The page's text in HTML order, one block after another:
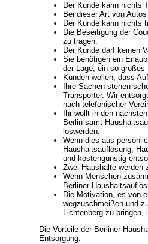
Der Kunde kann nichts
Bei dieser Art von
Der Kunde kann nichts
Die Beseitigung der
zu tragen.
Der Kunde darf keinen
Sie benötigen ein
der Lage, ein so großes
Kunden wollen, dass
Ihre Sachen stehen
Transporter. Wir
nach telefonischer
Ihr wollt in den
Berlin samt
loswerden.
Wenn dies aus
Haushaltsauflösung,
und kostengünstig
Zwei Haushalte werden
Wenn Menschen
Berliner
Die Motivation, es von
wegzuschmeißen und
Lichtenberg zu bringen,
Die Vorteile der Berliner
Entsorgung.